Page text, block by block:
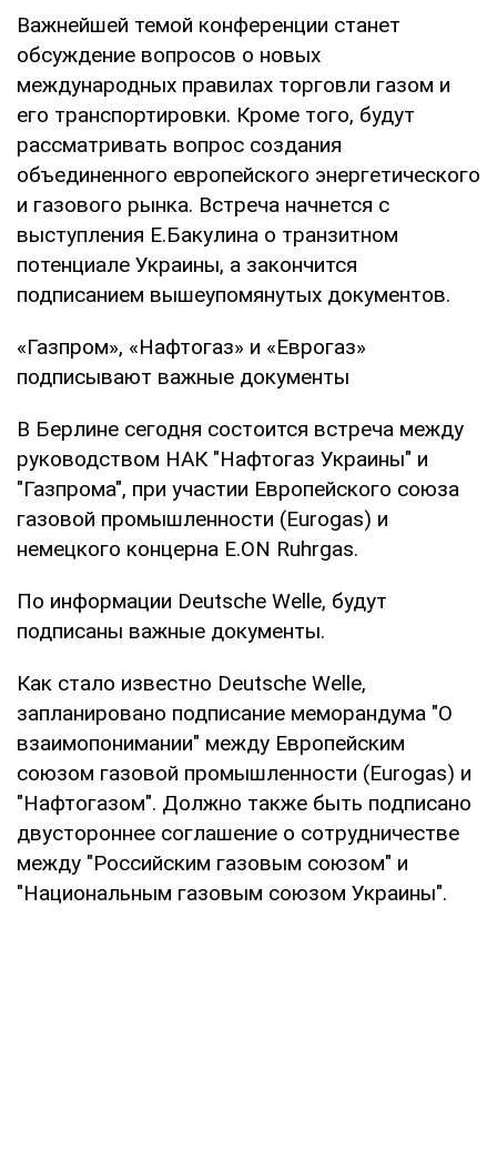
Важнейшей темой конференции станет
обсуждение вопросов о новых
международных правилах торговли газом и
его транспортировки. Кроме того, будут
рассматривать вопрос создания
объединенного европейского энергетического
и газового рынка. Встреча начнется с
выступления Е.Бакулина о транзитном
потенциале Украины, а закончится
подписанием вышеупомянутых документов.
«Газпром», «Нафтогаз» и «Еврогаз»
подписывают важные документы
В Берлине сегодня состоится встреча между
руководством НАК "Нафтогаз Украины" и
"Газпрома", при участии Европейского союза
газовой промышленности (Eurogas) и
немецкого концерна E.ON Ruhrgas.
По информации Deutsche Welle, будут
подписаны важные документы.
Как стало известно Deutsche Welle,
запланировано подписание меморандума "О
взаимопонимании" между Европейским
союзом газовой промышленности (Eurogas) и
"Нафтогазом". Должно также быть подписано
двустороннее соглашение о сотрудничестве
между "Российским газовым союзом" и
"Национальным газовым союзом Украины".